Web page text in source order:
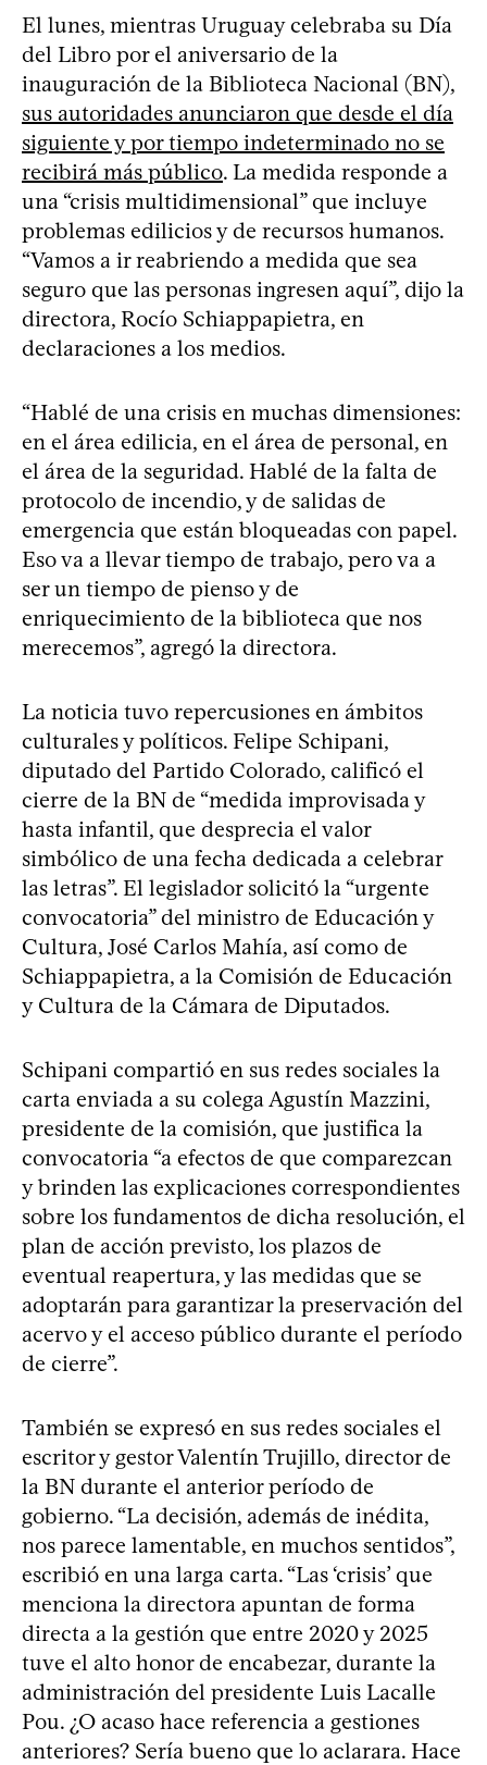
El lunes, mientras Uruguay celebraba su Día
del Libro por el aniversario de la
inauguración de la Biblioteca Nacional (BN),
sus autoridades anunciaron que desde el día
siguiente y por tiempo indeterminado no se
recibirá más público. La medida responde a
una “crisis multidimensional” que incluye
problemas edilicios y de recursos humanos.
“Vamos a ir reabriendo a medida que sea
seguro que las personas ingresen aquí”, dijo la
directora, Rocío Schiappapietra, en
declaraciones a los medios.
“Hablé de una crisis en muchas dimensiones:
en el área edilicia, en el área de personal, en
el área de la seguridad. Hablé de la falta de
protocolo de incendio, y de salidas de
emergencia que están bloqueadas con papel.
Eso va a llevar tiempo de trabajo, pero va a
ser un tiempo de pienso y de
enriquecimiento de la biblioteca que nos
merecemos”, agregó la directora.
La noticia tuvo repercusiones en ámbitos
culturales y políticos. Felipe Schipani,
diputado del Partido Colorado, calificó el
cierre de la BN de “medida improvisada y
hasta infantil, que desprecia el valor
simbólico de una fecha dedicada a celebrar
las letras”. El legislador solicitó la “urgente
convocatoria” del ministro de Educación y
Cultura, José Carlos Mahía, así como de
Schiappapietra, a la Comisión de Educación
y Cultura de la Cámara de Diputados.
Schipani compartió en sus redes sociales la
carta enviada a su colega Agustín Mazzini,
presidente de la comisión, que justifica la
convocatoria “a efectos de que comparezcan
y brinden las explicaciones correspondientes
sobre los fundamentos de dicha resolución, el
plan de acción previsto, los plazos de
eventual reapertura, y las medidas que se
adoptarán para garantizar la preservación del
acervo y el acceso público durante el período
de cierre”.
También se expresó en sus redes sociales el
escritor y gestor Valentín Trujillo, director de
la BN durante el anterior período de
gobierno. “La decisión, además de inédita,
nos parece lamentable, en muchos sentidos”,
escribió en una larga carta. “Las ‘crisis’ que
menciona la directora apuntan de forma
directa a la gestión que entre 2020 y 2025
tuve el alto honor de encabezar, durante la
administración del presidente Luis Lacalle
Pou. ¿O acaso hace referencia a gestiones
anteriores? Sería bueno que lo aclarara. Hace